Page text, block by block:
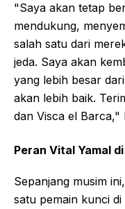
"Saya akan tetap
mendukung,
salah satu dari
jeda. Saya akan
yang lebih besar
akan lebih baik.
dan Visca el Barca,"
Peran Vital Yamal
Sepanjang musim
satu pemain kunci